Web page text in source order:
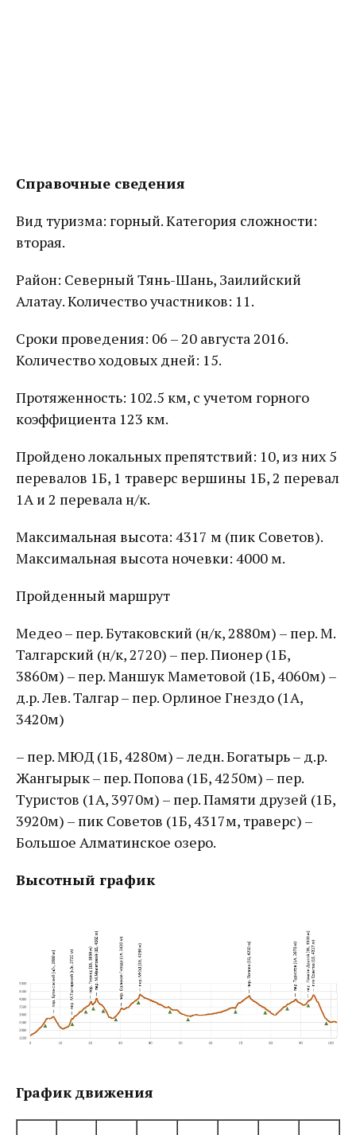
Справочные сведения
Вид туризма: горный. Категория сложности:
вторая.
Район: Северный Тянь-Шань, Заилийский
Алатау. Количество участников: 11.
Сроки проведения: 06 – 20 августа 2016.
Количество ходовых дней: 15.
Протяженность: 102.5 км, с учетом горного
коэффициента 123 км.
Пройдено локальных препятствий: 10, из них 5
перевалов 1Б, 1 траверс вершины 1Б, 2 перевал
1А и 2 перевала н/к.
Максимальная высота: 4317 м (пик Советов).
Максимальная высота ночевки: 4000 м.
Пройденный маршрут
Медео – пер. Бутаковский (н/к, 2880м) – пер. М.
Талгарский (н/к, 2720) – пер. Пионер (1Б,
3860м) – пер. Маншук Маметовой (1Б, 4060м) –
д.р. Лев. Талгар – пер. Орлиное Гнездо (1А,
3420м)
– пер. МЮД (1Б, 4280м) – ледн. Богатырь – д.р.
Жангырык – пер. Попова (1Б, 4250м) – пер.
Туристов (1А, 3970м) – пер. Памяти друзей (1Б,
3920м) – пик Советов (1Б, 4317м, траверс) –
Большое Алматинское озеро.
Высотный график
График движения